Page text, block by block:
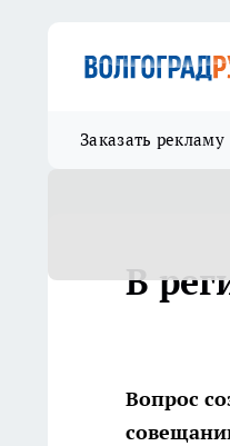
Заказать рекламу
В
Вопрос